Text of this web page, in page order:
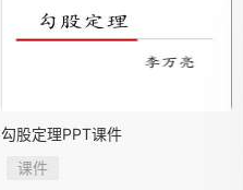
勾股定理PPT课件
课件